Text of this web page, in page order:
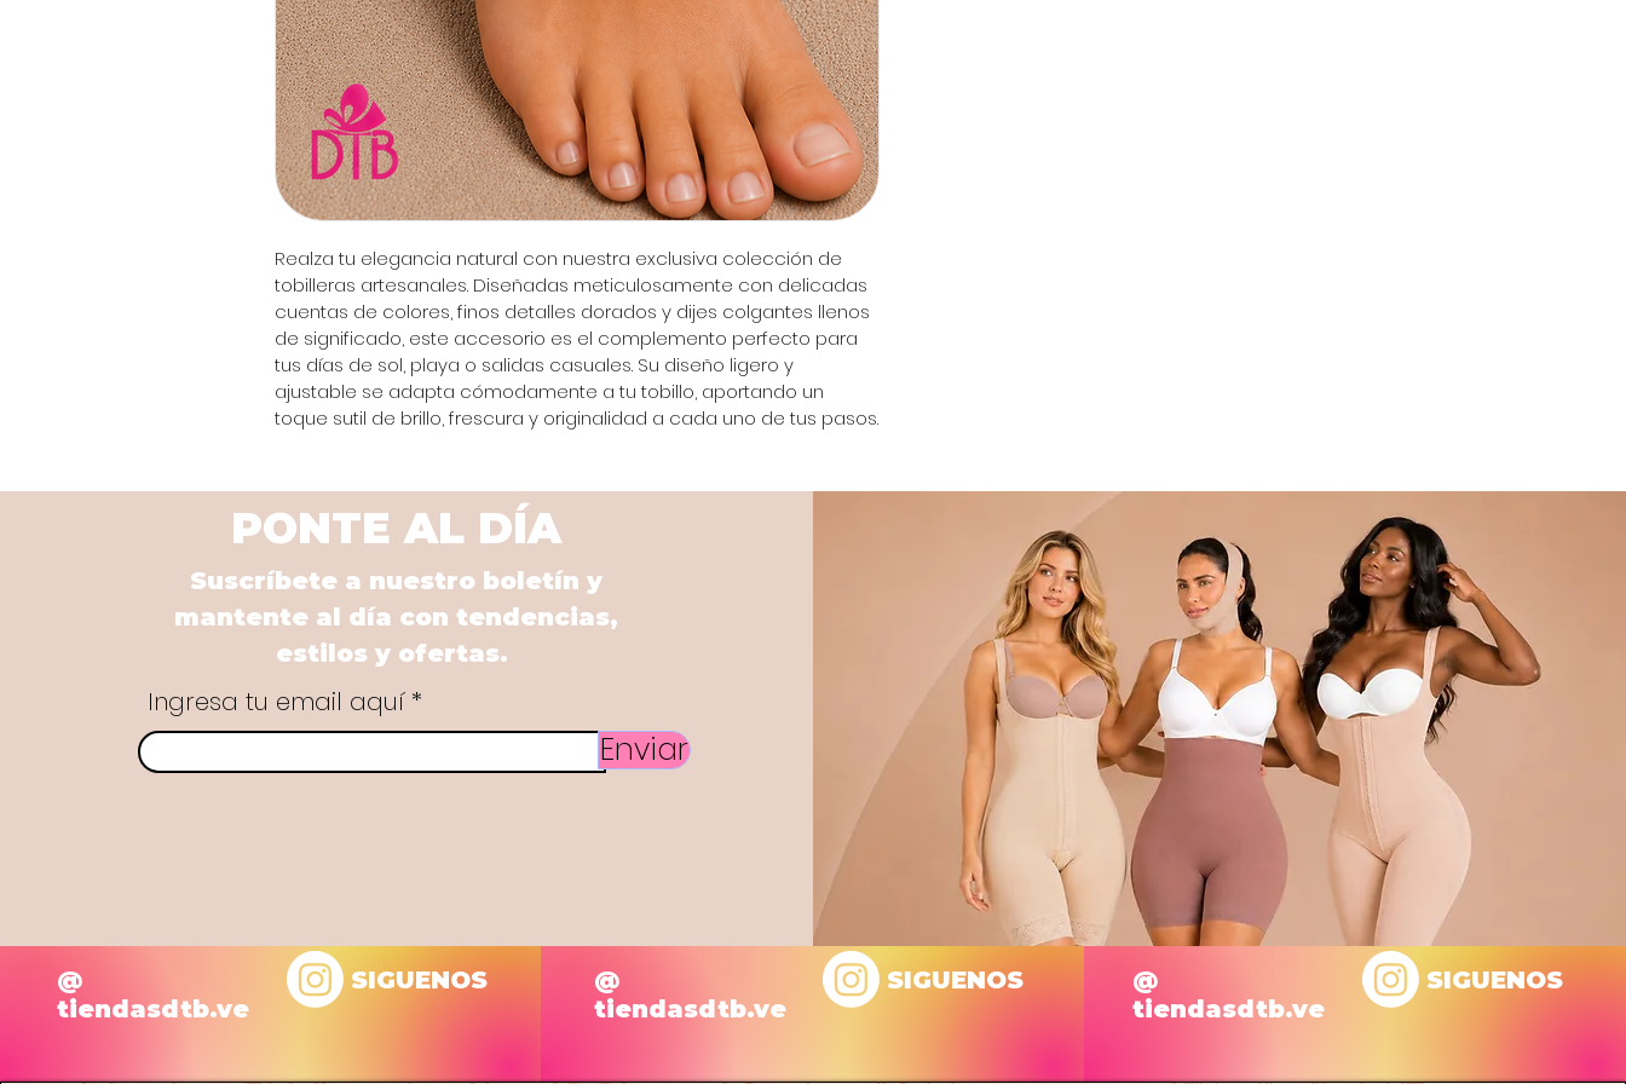
Realza tu elegancia natural con nuestra exclusiva colección de
tobilleras artesanales. Diseñadas meticulosamente con delicadas
cuentas de colores, finos detalles dorados y dijes colgantes llenos
de significado, este accesorio es el complemento perfecto para
tus días de sol, playa o salidas casuales. Su diseño ligero y
ajustable se adapta cómodamente a tu tobillo, aportando un
toque sutil de brillo, frescura y originalidad a cada uno de tus pasos.
PONTE AL DÍA
Suscríbete a nuestro boletín y
mantente al día con tendencias,
estilos y ofertas.
Ingresa tu email aquí
Enviar
@
tiendasdtb.ve
SIGUENOS
@
tiendasdtb.ve
SIGUENOS
@
tiendasdtb.ve
SIGUENOS